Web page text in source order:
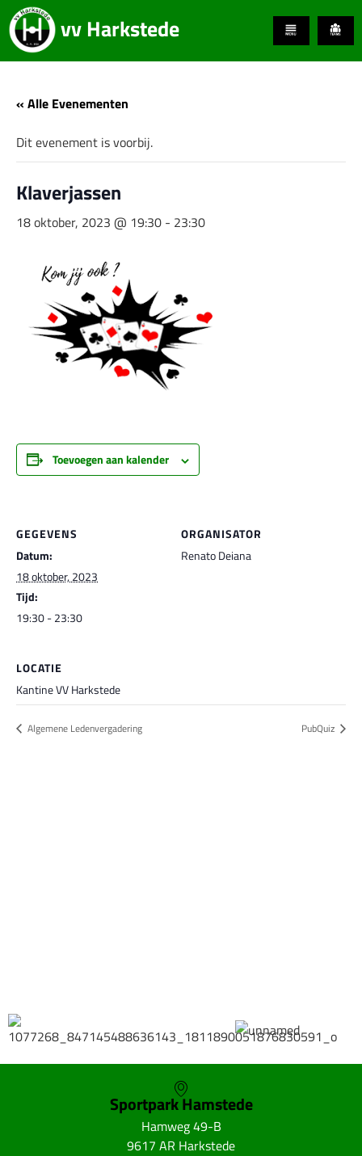
vv Harkstede
« Alle Evenementen
Dit evenement is voorbij.
Klaverjassen
18 oktober, 2023 @ 19:30 - 23:30
Toevoegen aan kalender
GEGEVENS
Datum:
18 oktober, 2023
Tijd:
19:30 - 23:30
ORGANISATOR
Renato Deiana
LOCATIE
Kantine VV Harkstede
Algemene Ledenvergadering PubQuiz
Sportpark Hamstede
Hamweg 49-B
9617 AR Harkstede